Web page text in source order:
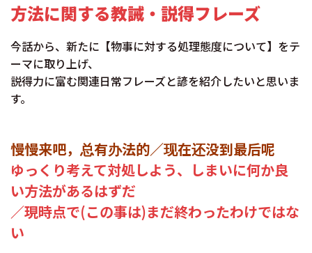
方法に関する教誡・説得フレーズ
今話から、新たに【物事に対する処理態度について】をテ
ーマに取り上げ、
説得力に富む関連日常フレーズと諺を紹介したいと思いま
す。
慢慢来吧，总有办法的／现在还没到最后呢
ゆっくり考えて対処しよう、しまいに何か良
い方法があるはずだ
／現時点で(この事は)まだ終わったわけではな
い